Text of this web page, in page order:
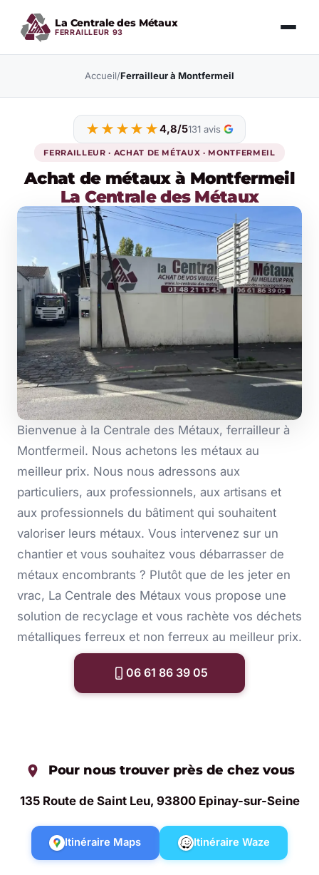
La Centrale des Métaux
FERRAILLEUR 93
Accueil/Ferrailleur à Montfermeil
★★★★★4,8/5131 avis
FERRAILLEUR · ACHAT DE MÉTAUX · MONTFERMEIL
Achat de métaux à Montfermeil
La Centrale des Métaux
Bienvenue à la Centrale des Métaux, ferrailleur à
Montfermeil. Nous achetons les métaux au
meilleur prix. Nous nous adressons aux
particuliers, aux professionnels, aux artisans et
aux professionnels du bâtiment qui souhaitent
valoriser leurs métaux. Vous intervenez sur un
chantier et vous souhaitez vous débarrasser de
métaux encombrants ? Plutôt que de les jeter en
vrac, La Centrale des Métaux vous propose une
solution de recyclage et vous rachète vos déchets
métalliques ferreux et non ferreux au meilleur prix.
06 61 86 39 05
Pour nous trouver près de chez vous
135 Route de Saint Leu, 93800 Epinay-sur-Seine
Itinéraire Maps Itinéraire Waze